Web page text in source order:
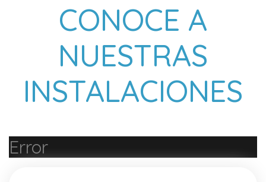
CONOCE A
NUESTRAS
INSTALACIONES
Error